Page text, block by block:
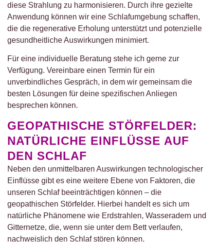
diese Strahlung zu harmonisieren. Durch ihre gezielte
Anwendung können wir eine Schlafumgebung schaffen,
die die regenerative Erholung unterstützt und potenzielle
gesundheitliche Auswirkungen minimiert.
Für eine individuelle Beratung stehe ich gerne zur
Verfügung. Vereinbare einen Termin für ein
unverbindliches Gespräch, in dem wir gemeinsam die
besten Lösungen für deine spezifischen Anliegen
besprechen können.
GEOPATHISCHE STÖRFELDER:
NATÜRLICHE EINFLÜSSE AUF
DEN SCHLAF
Neben den unmittelbaren Auswirkungen technologischer
Einflüsse gibt es eine weitere Ebene von Faktoren, die
unseren Schlaf beeinträchtigen können – die
geopathischen Störfelder. Hierbei handelt es sich um
natürliche Phänomene wie Erdstrahlen, Wasseradern und
Gitternetze, die, wenn sie unter dem Bett verlaufen,
nachweislich den Schlaf stören können.